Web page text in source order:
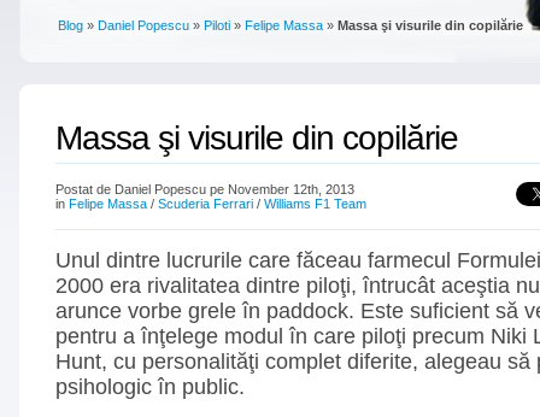
Blog » Daniel Popescu » Piloti » Felipe Massa » Massa şi visurile din copilărie
Massa şi visurile din copilărie
Postat de Daniel Popescu pe November 12th, 2013
in Felipe Massa / Scuderia Ferrari / Williams F1 Team
Unul dintre lucrurile care făceau farmecul
2000 era rivalitatea dintre piloţi, întrucât aceştia
arunce vorbe grele în paddock. Este suficient să
pentru a înţelege modul în care piloţi precum Niki
Hunt, cu personalităţi complet diferite, alegeau să
psihologic în public.